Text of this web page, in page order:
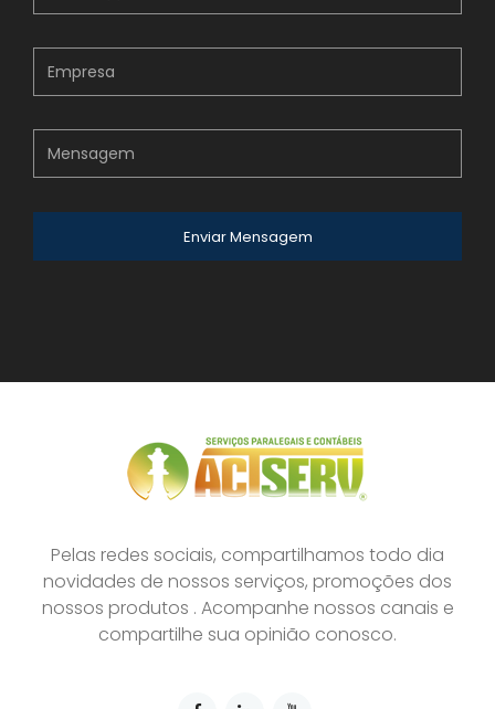
Enviar Mensagem
Pelas redes sociais, compartilhamos todo dia
novidades de nossos serviços, promoções dos
nossos produtos . Acompanhe nossos canais e
compartilhe sua opinião conosco.